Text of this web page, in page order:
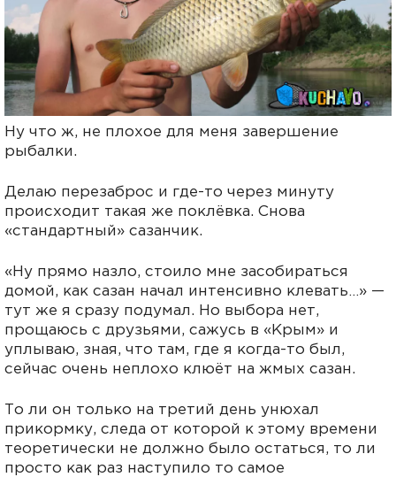
Ну что ж, не плохое для меня завершение
рыбалки.
Делаю перезаброс и где-то через минуту
происходит такая же поклёвка. Снова
«стандартный» сазанчик.
«Ну прямо назло, стоило мне засобираться
домой, как сазан начал интенсивно клевать…» —
тут же я сразу подумал. Но выбора нет,
прощаюсь с друзьями, сажусь в «Крым» и
уплываю, зная, что там, где я когда-то был,
сейчас очень неплохо клюёт на жмых сазан.
То ли он только на третий день унюхал
прикормку, следа от которой к этому времени
теоретически не должно было остаться, то ли
просто как раз наступило то самое